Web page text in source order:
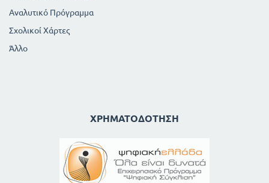
Αναλυτικό Πρόγραμμα
Σχολικοί Χάρτες
Άλλο
ΧΡΗΜΑΤΟΔΌΤΗΣΗ